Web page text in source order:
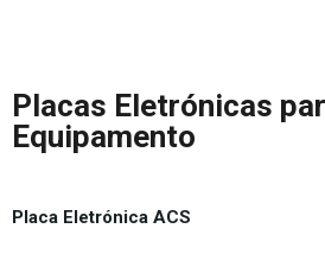
Placas Eletrónicas
Equipamento
Placa Eletrónica ACS